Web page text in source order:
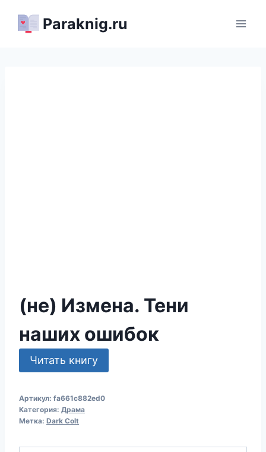
Paraknig.ru
(не) Измена. Тени
наших ошибок
Читать книгу
Артикул: fa661c882ed0
Категория: Драма
Метка: Dark Colt